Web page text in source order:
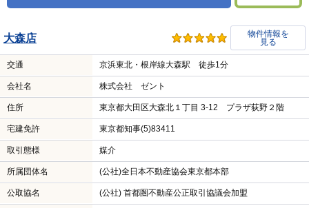
大森店
物件情報を
見る
交通 京浜東北・根岸線大森駅 徒歩1分
会社名 株式会社 ゼント
住所 東京都大田区大森北１丁目 3-12 プラザ荻野２階
宅建免許 東京都知事(5)83411
取引態様 媒介
所属団体名 (公社)全日本不動産協会東京都本部
公取協名 (公社) 首都圏不動産公正取引協議会加盟